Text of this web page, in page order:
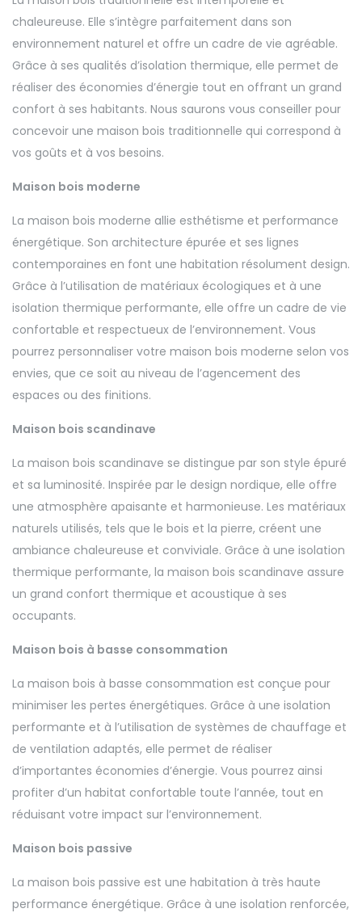
chaleureuse. Elle s’intègre parfaitement dans son
environnement naturel et offre un cadre de vie agréable.
Grâce à ses qualités d’isolation thermique, elle permet de
réaliser des économies d’énergie tout en offrant un grand
confort à ses habitants. Nous saurons vous conseiller pour
concevoir une maison bois traditionnelle qui correspond à
vos goûts et à vos besoins.
Maison bois moderne
La maison bois moderne allie esthétisme et performance
énergétique. Son architecture épurée et ses lignes
contemporaines en font une habitation résolument design.
Grâce à l’utilisation de matériaux écologiques et à une
isolation thermique performante, elle offre un cadre de vie
confortable et respectueux de l’environnement. Vous
pourrez personnaliser votre maison bois moderne selon vos
envies, que ce soit au niveau de l’agencement des
espaces ou des finitions.
Maison bois scandinave
La maison bois scandinave se distingue par son style épuré
et sa luminosité. Inspirée par le design nordique, elle offre
une atmosphère apaisante et harmonieuse. Les matériaux
naturels utilisés, tels que le bois et la pierre, créent une
ambiance chaleureuse et conviviale. Grâce à une isolation
thermique performante, la maison bois scandinave assure
un grand confort thermique et acoustique à ses
occupants.
Maison bois à basse consommation
La maison bois à basse consommation est conçue pour
minimiser les pertes énergétiques. Grâce à une isolation
performante et à l’utilisation de systèmes de chauffage et
de ventilation adaptés, elle permet de réaliser
d’importantes économies d’énergie. Vous pourrez ainsi
profiter d’un habitat confortable toute l’année, tout en
réduisant votre impact sur l’environnement.
Maison bois passive
La maison bois passive est une habitation à très haute
performance énergétique. Grâce à une isolation renforcée,